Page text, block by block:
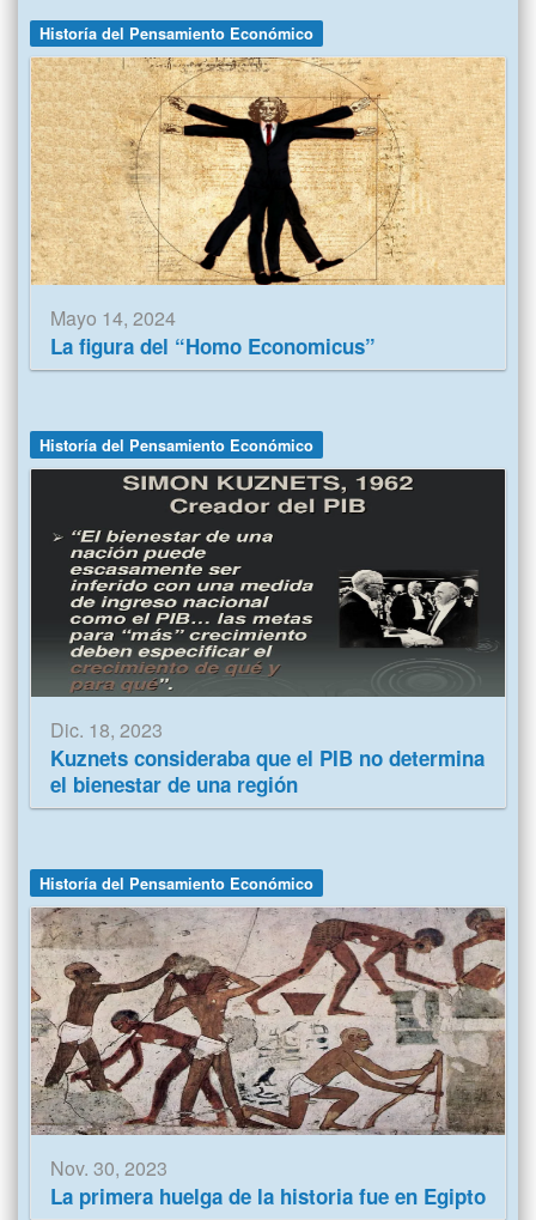
Historía del Pensamiento Económico
Mayo 14, 2024
La figura del “Homo Economicus”
Historía del Pensamiento Económico
Dic. 18, 2023
Kuznets consideraba que el PIB no determina
el bienestar de una región
Historía del Pensamiento Económico
Nov. 30, 2023
La primera huelga de la historia fue en Egipto